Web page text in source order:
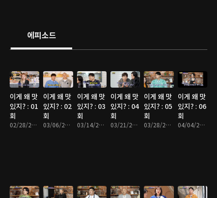
에피소드
이게 왜 맛
있지? : 01
회
02/28/2023 • 46분
이게 왜 맛
있지? : 02
회
03/06/2023 • 47분
이게 왜 맛
있지? : 03
회
03/14/2023 • 48분
이게 왜 맛
있지? : 04
회
03/21/2023 • 47분
이게 왜 맛
있지? : 05
회
03/28/2023 • 47분
이게 왜 맛
있지? : 06
회
04/04/2023 • 46분